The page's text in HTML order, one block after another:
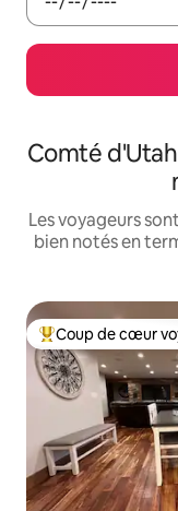
Comté
Les voyageurs
bien notés en
Coups de cœur
Coup de cœur